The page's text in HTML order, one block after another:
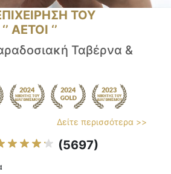
ΤΟΥ
ΑΕΤΟΙ ‘’
Ταβέρνα &
Δείτε περισσότερα >>
(5697)